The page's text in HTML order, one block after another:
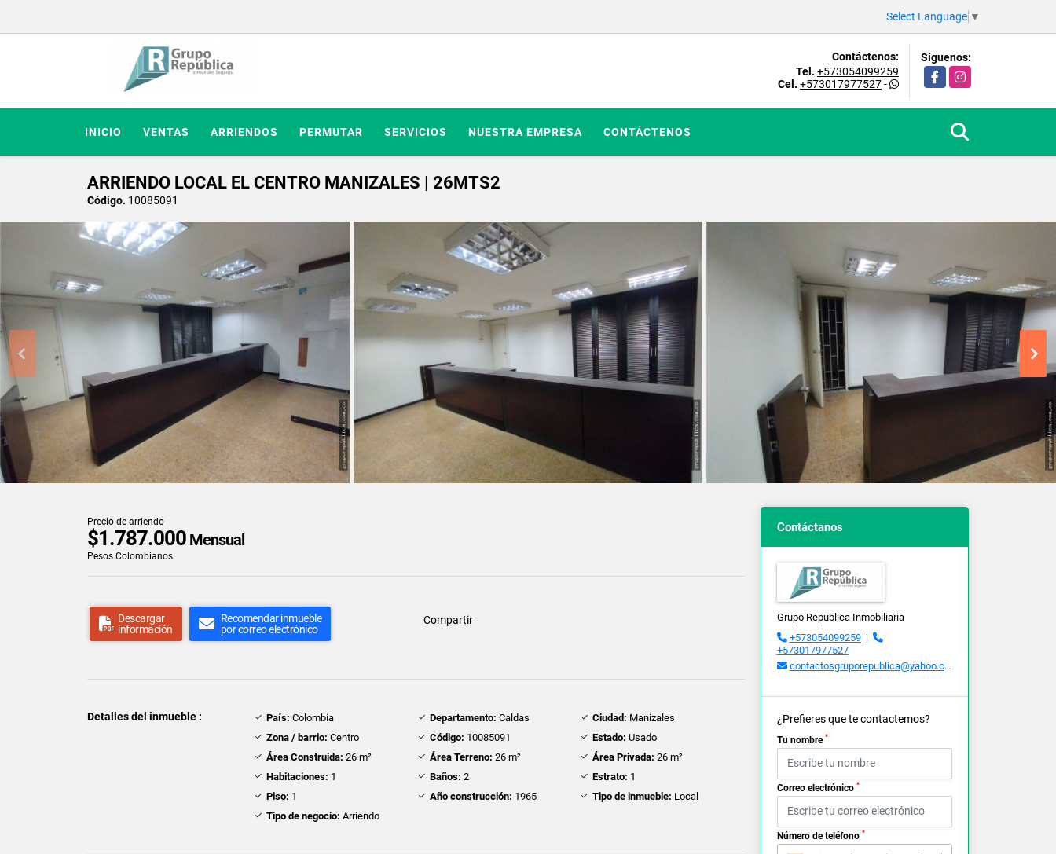
Select Language ▼
Contáctenos:
Tel. +573054099259
Cel. +573017977527-
Síguenos:
FacebookInstagram
INICIO VENTAS ARRIENDOS PERMUTAR SERVICIOS NUESTRA EMPRESA CONTÁCTENOS
ARRIENDO LOCAL EL CENTRO MANIZALES | 26MTS2
Código. 10085091
Precio de arriendo
$1.787.000 Mensual
Pesos Colombianos
Descargar
información
Recomendar inmueble
por correo electrónico
Compartir
Detalles del inmueble : País: Colombia Departamento: Caldas Ciudad: Manizales
Zona / barrio: Centro Código: 10085091 Estado: Usado
Área Construida: 26 m² Área Terreno: 26 m² Área Privada: 26 m²
Habitaciones: 1 Baños: 2 Estrato: 1
Piso: 1 Año construcción: 1965 Tipo de inmueble: Local
Tipo de negocio: Arriendo
Contáctanos
Grupo Republica Inmobiliaria
+573054099259|
+573017977527
contactosgruporepublica@yahoo.com
¿Prefieres que te contactemos?
Tu nombre *
Correo electrónico *
Número de teléfono *